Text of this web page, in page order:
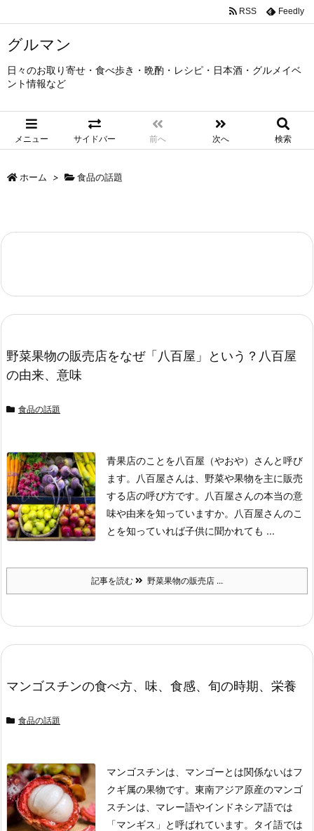
グルマン
日々のお取り寄せ・食べ歩き・晩酌・レシピ・日本酒・グルメイベ
ント情報など
メニュー サイドバー 前へ 次へ 検索
RSS Feedly
ホーム > 食品の話題
野菜果物の販売店をなぜ「八百屋」という？八百屋
の由来、意味
食品の話題
青果店のことを八百屋（やおや）さんと呼び
ます。
八百屋さんは、野菜や果物を主に販売
する店の呼び方です。
八百屋さんの本当の意
味や由来を知っていますか。
八百屋さんのこ
とを知っていれば子供に聞かれても ...
記事を読む 野菜果物の販売店 ...
マンゴスチンの食べ方、味、食感、旬の時期、栄養
食品の話題
マンゴスチンは、マンゴーとは関係ないはフ
クギ属の果物です。 東南アジア原産のマンゴ
スチンは、マレー語やインドネシア語では
「マンギス」と呼ばれています。
タイ語では